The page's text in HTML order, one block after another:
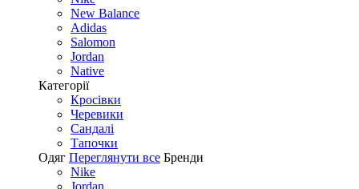
New Balance
Adidas
Salomon
Jordan
Native
Категорії
Кросівки
Черевики
Сандалі
Tапочки
Одяг Переглянути все Бренди
Nike
Jordan